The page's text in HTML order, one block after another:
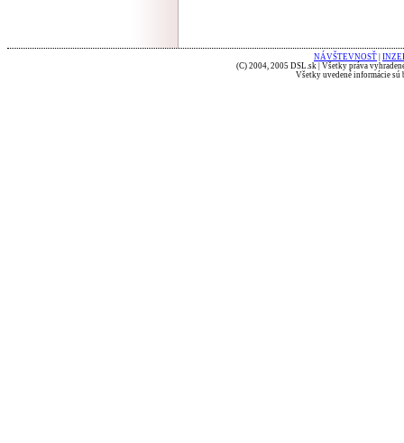
NÁVŠTEVNOSŤ
(C) 2004, 2005 DSL.sk | Všetky práva
Všetky uvedené informácie sú